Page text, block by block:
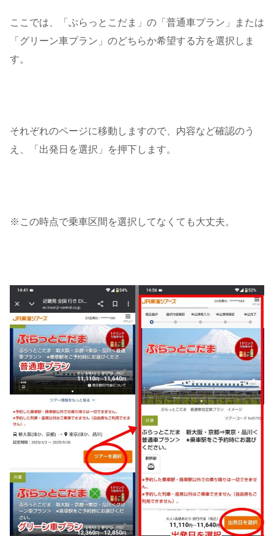
ここでは、「ぷらっとこだま」の「普通車プラン」または
「グリーン車プラン」のどちらか希望する方を選択しま
す。
それぞれのページに移動しますので、内容など確認のう
え、「出発日を選択」を押下します。
※この時点で乗車区間を選択してなくても大丈夫。